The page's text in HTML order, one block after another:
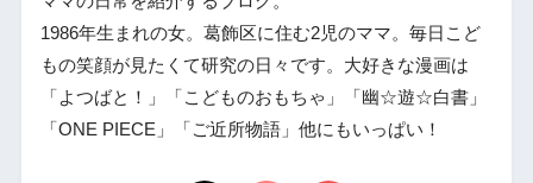
1986年生まれの女。葛飾区に住む2児のママ。毎日こど
もの笑顔が見たくて研究の日々です。大好きな漫画は
「よつばと！」「こどものおもちゃ」「幽☆遊☆白書」
「ONE PIECE」「ご近所物語」他にもいっぱい！